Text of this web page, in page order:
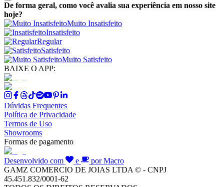
De forma geral, como você avalia sua experiência em nosso site
hoje?
Muito Insatisfeito
Insatisfeito
Regular
Satisfeito
Muito Satisfeito
BAIXE O APP:
Dúvidas Frequentes
Política de Privacidade
Termos de Uso
Showrooms
Formas de pagamento
Desenvolvido com e
por Macro
GAMZ COMERCIO DE JOIAS LTDA © - CNPJ
45.451.832/0001-62